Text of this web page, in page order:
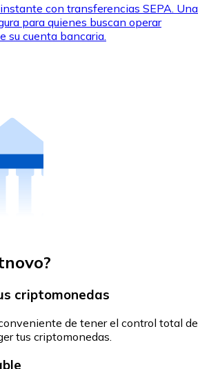
con transferencias SEPA. Una
para quienes buscan operar
su cuenta bancaria.
criptomonedas
de tener el control total de
tus criptomonedas.